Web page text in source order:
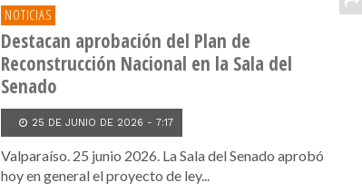
NOTICIAS
Destacan aprobación del Plan de
Reconstrucción Nacional en la Sala del
Senado
25 DE JUNIO DE 2026 - 7:17
Valparaíso. 25 junio 2026. La Sala del Senado aprobó
hoy en general el proyecto de ley...